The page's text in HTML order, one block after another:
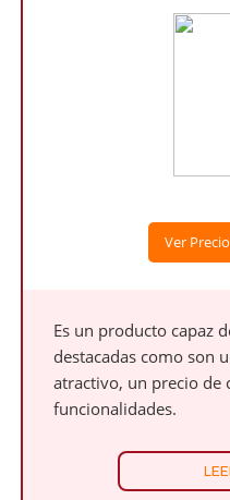
Ver
Es un producto capaz
destacadas como son
atractivo, un precio de
funcionalidades.